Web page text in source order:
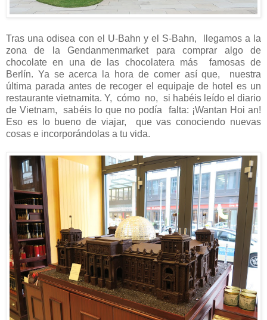
Tras una odisea con el U-Bahn y el S-Bahn, llegamos a la
zona de la Gendanmenmarket para comprar algo de
chocolate en una de las chocolatera más famosas de
Berlín. Ya se acerca la hora de comer así que, nuestra
última parada antes de recoger el equipaje de hotel es un
restaurante vietnamita. Y, cómo no, si habéis leído el diario
de Vietnam, sabéis lo que no podía falta: ¡Wantan Hoi an!
Eso es lo bueno de viajar, que vas conociendo nuevas
cosas e incorporándolas a tu vida.